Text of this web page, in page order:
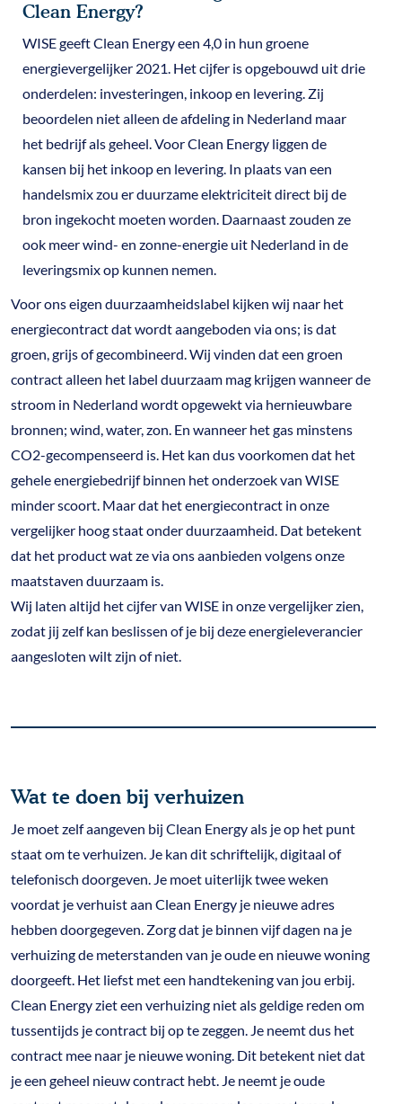
Clean Energy?
WISE geeft Clean Energy een 4,0 in hun groene
energievergelijker 2021. Het cijfer is opgebouwd uit drie
onderdelen: investeringen, inkoop en levering. Zij
beoordelen niet alleen de afdeling in Nederland maar
het bedrijf als geheel. Voor Clean Energy liggen de
kansen bij het inkoop en levering. In plaats van een
handelsmix zou er duurzame elektriciteit direct bij de
bron ingekocht moeten worden. Daarnaast zouden ze
ook meer wind- en zonne-energie uit Nederland in de
leveringsmix op kunnen nemen.
Voor ons eigen duurzaamheidslabel kijken wij naar het
energiecontract dat wordt aangeboden via ons; is dat
groen, grijs of gecombineerd. Wij vinden dat een groen
contract alleen het label duurzaam mag krijgen wanneer de
stroom in Nederland wordt opgewekt via hernieuwbare
bronnen; wind, water, zon. En wanneer het gas minstens
CO2-gecompenseerd is. Het kan dus voorkomen dat het
gehele energiebedrijf binnen het onderzoek van WISE
minder scoort. Maar dat het energiecontract in onze
vergelijker hoog staat onder duurzaamheid. Dat betekent
dat het product wat ze via ons aanbieden volgens onze
maatstaven duurzaam is.
Wij laten altijd het cijfer van WISE in onze vergelijker zien,
zodat jij zelf kan beslissen of je bij deze energieleverancier
aangesloten wilt zijn of niet.
Wat te doen bij verhuizen
Je moet zelf aangeven bij Clean Energy als je op het punt
staat om te verhuizen. Je kan dit schriftelijk, digitaal of
telefonisch doorgeven. Je moet uiterlijk twee weken
voordat je verhuist aan Clean Energy je nieuwe adres
hebben doorgegeven. Zorg dat je binnen vijf dagen na je
verhuizing de meterstanden van je oude en nieuwe woning
doorgeeft. Het liefst met een handtekening van jou erbij.
Clean Energy ziet een verhuizing niet als geldige reden om
tussentijds je contract bij op te zeggen. Je neemt dus het
contract mee naar je nieuwe woning. Dit betekent niet dat
je een geheel nieuw contract hebt. Je neemt je oude